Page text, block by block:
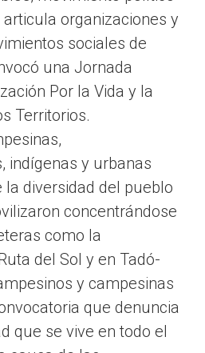
organizaciones y
sociales de
una Jornada
Por la Vida y la
Territorios.
indígenas y urbanas
la diversidad del pueblo
concentrándose
como la
del Sol y en Tadó-
y campesinas
que denuncia
que se vive en todo el